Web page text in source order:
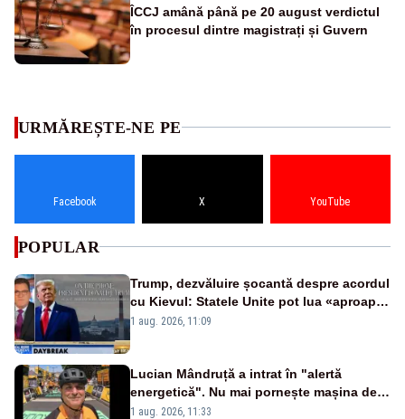
ÎCCJ amână până pe 20 august verdictul
în procesul dintre magistrați și Guvern
URMĂREȘTE-NE PE
Facebook X YouTube
POPULAR
Trump, dezvăluire șocantă despre acordul
cu Kievul: Statele Unite pot lua «aproape
tot ce vor» din minele Ucrainei”
1 aug. 2026, 11:09
Lucian Mândruță a intrat în "alertă
energetică". Nu mai pornește mașina de
spălat seara
1 aug. 2026, 11:33